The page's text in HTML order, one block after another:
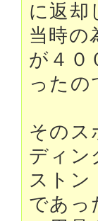
に返却
当時の
が４０
ったの
そのス
ディン
ストン
であっ